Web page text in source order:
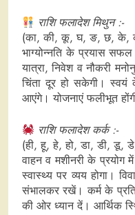
राशि फलादेश मिथुन :-
(का, की, कू, घ, ङ, छ, के,
भाग्योन्नति के प्रयास सफल
यात्रा, निवेश व नौकरी
चिंता दूर हो सकेगी। स्वयं
आएंगे। योजनाएं फलीभूत
राशि फलादेश कर्क :-
(ही, हू, हे, हो, डा, डी, डू,
वाहन व मशीनरी के
स्वास्थ्य पर व्यय होगा।
संभालकर रखें। कर्म के
की ओर ध्यान दें। आर्थिक